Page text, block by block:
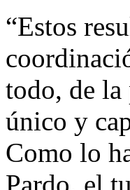
“Estos
todo, de la
único y
Como lo